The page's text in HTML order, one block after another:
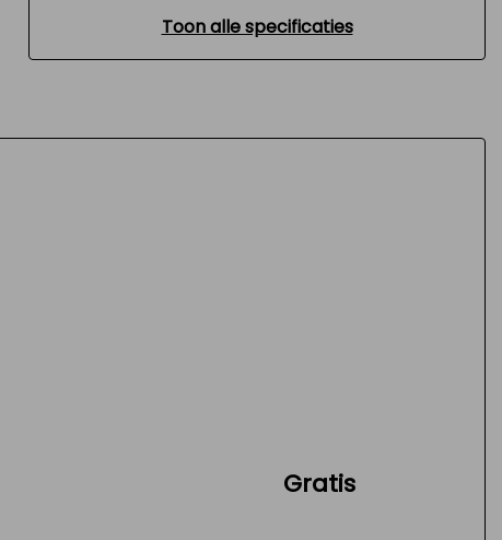
Toon alle specificaties
Gratis